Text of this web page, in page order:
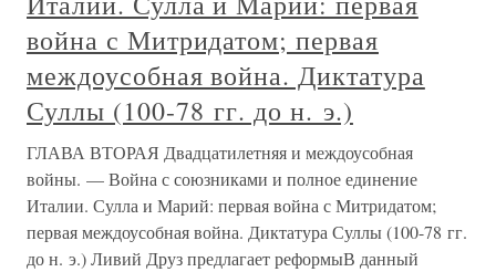
война с Митридатом; первая
междоусобная война. Диктатура
Суллы (100-78 гг. до н. э.)
ГЛАВА ВТОРАЯ Двадцатилетняя и междоусобная
войны. — Война с союзниками и полное единение
Италии. Сулла и Марий: первая война с Митридатом;
первая междоусобная война. Диктатура Суллы (100-78 гг.
до н. э.) Ливий Друз предлагает реформыВ данный